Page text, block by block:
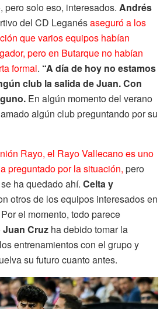
pero solo eso, interesados. Andrés
del CD Leganésaseguró a los
que varios equipos habían
pero en Butarque no habían
formal. “A día de hoy no estamos
club la salida de Juan.Con
En algún momento del verano
algún club preguntandopor su
Rayo, el Rayo Vallecano es uno
preguntado por la situación, pero
ha quedado ahí. Celta y
otros de los equipos interesados en
el momento, todo parece
Juan Cruz ha debido tomar la
entrenamientos con el grupo y
su futuro cuanto antes.